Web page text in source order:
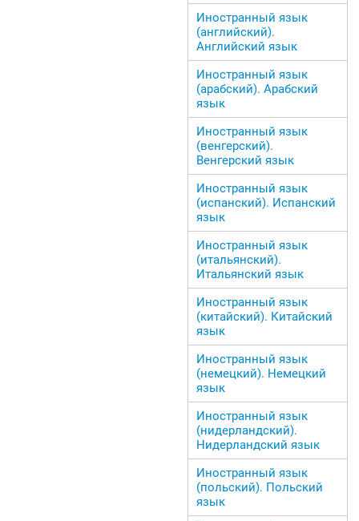
Иностранный язык
(английский).
Английский язык
Иностранный язык
(арабский). Арабский
язык
Иностранный язык
(венгерский).
Венгерский язык
Иностранный язык
(испанский). Испанский
язык
Иностранный язык
(итальянский).
Итальянский язык
Иностранный язык
(китайский). Китайский
язык
Иностранный язык
(немецкий). Немецкий
язык
Иностранный язык
(нидерландский).
Нидерландский язык
Иностранный язык
(польский). Польский
язык